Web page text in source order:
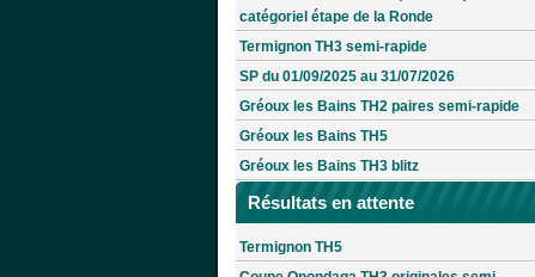
catégoriel étape de la Ronde
Termignon TH3 semi-rapide
SP du 01/09/2025 au 31/07/2026
Gréoux les Bains TH2 paires semi-rapide
Gréoux les Bains TH5
Gréoux les Bains TH3 blitz
Résultats en attente
Termignon TH5